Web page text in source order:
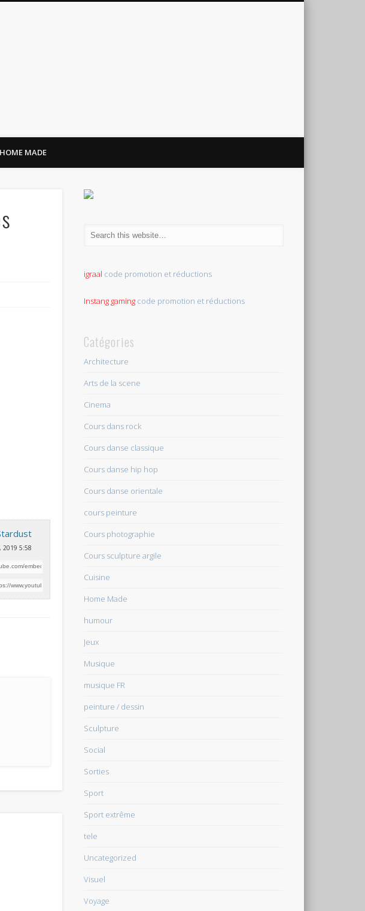
HOME MADE
2019 5:58
igraal code promotion et réductions
Instang gaming code promotion et réductions
Catégories
Architecture
Arts de la scene
Cinema
Cours dans rock
Cours danse classique
Cours danse hip hop
Cours danse orientale
cours peinture
Cours photographie
Cours sculpture argile
Cuisine
Home Made
humour
Jeux
Musique
musique FR
peinture / dessin
Sculpture
Social
Sorties
Sport
Sport extrême
tele
Uncategorized
Visuel
Voyage